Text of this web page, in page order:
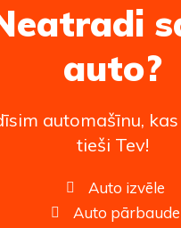
auto?
automašīnu,
tieši Tev!
Auto izvēle
Auto pārbaude